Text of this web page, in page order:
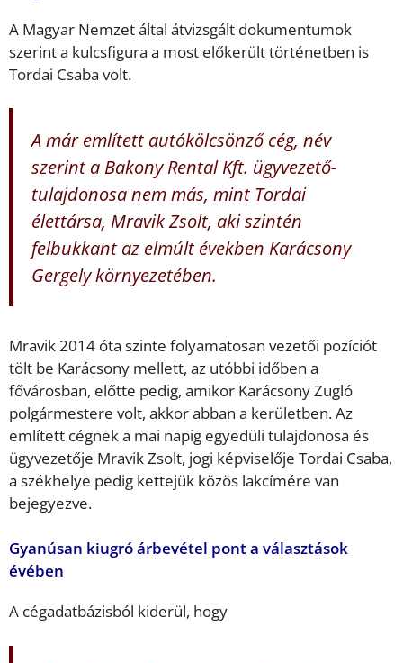
A Magyar Nemzet által átvizsgált dokumentumok
szerint a kulcsfigura a most előkerült történetben is
Tordai Csaba volt.
A már említett autókölcsönző cég, név
szerint a Bakony Rental Kft. ügyvezető-
tulajdonosa nem más, mint Tordai
élettársa, Mravik Zsolt, aki szintén
felbukkant az elmúlt években Karácsony
Gergely környezetében.
Mravik 2014 óta szinte folyamatosan vezetői pozíciót
tölt be Karácsony mellett, az utóbbi időben a
fővárosban, előtte pedig, amikor Karácsony Zugló
polgármestere volt, akkor abban a kerületben. Az
említett cégnek a mai napig egyedüli tulajdonosa és
ügyvezetője Mravik Zsolt, jogi képviselője Tordai Csaba,
a székhelye pedig kettejük közös lakcímére van
bejegyezve.
Gyanúsan kiugró árbevétel pont a választások
évében
A cégadatbázisból kiderül, hogy